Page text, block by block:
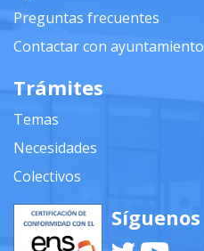
Preguntas frecuentes
Contactar con ayuntamiento
Trámites
Temas
Necesidades
Colectivos
Síguenos